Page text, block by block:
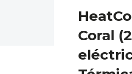
Coral